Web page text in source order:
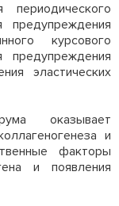
курсового
эластических
оказывает
и
факторы
и появления